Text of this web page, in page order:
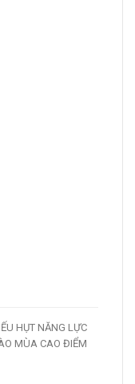
HỤT NĂNG LỰC
MÙA CAO ĐIỂM